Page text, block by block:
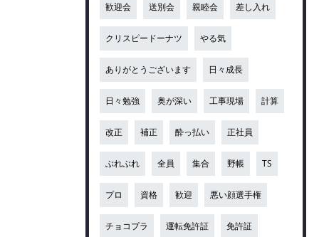
歓迎会 送別会 親睦会 差し入れ
クリスピードーナツ やる気
ありがとうございます 日々成長
日々勉強 奥が深い 工事現場 計算
改正 補正 酔っ払い 正社員
ぶれぶれ 全員 集合 野帳 TS
プロ 資格 歓迎 悪い顔選手権
チョコプラ 運転免許証 免許証